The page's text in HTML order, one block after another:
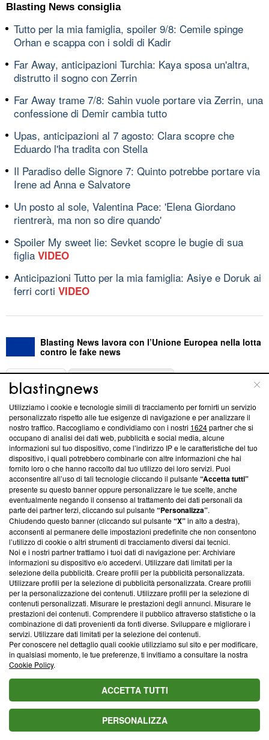
Blasting News consiglia
Tutto per la mia famiglia, spoiler 9/8: Cemile spinge
Orhan e scappa con i soldi di Kadir
Far Away, anticipazioni Turchia: Kaya sposa un'altra,
distrutto il sogno con Zerrin
Far Away trame 7/8: Sahin vuole portare via Zerrin, una
confessione di Demir cambia tutto
Upas, anticipazioni al 7 agosto: Clara scopre che
Eduardo l'ha tradita con Stella
Il Paradiso delle Signore 7: Quinto potrebbe portare via
Irene ad Anna e Salvatore
Un posto al sole, Valentina Pace: 'Elena Giordano
rientrerà, ma non so dire quando'
Spoiler My sweet lie: Sevket scopre le bugie di sua
figlia VIDEO
Anticipazioni Tutto per la mia famiglia: Asiye e Doruk ai
ferri corti VIDEO
Blasting News lavora con l’Unione Europea nella lotta
contro le fake news
ABOUT
Questa sezione offre informazioni trasparenti su Blasting
News, sui nostri processi editoriali e su come ci impegniamo a
creare news di qualità. Inoltre, afferma la nostra aderenza a
‘Trust Project - News with Integrity’Blasting News non è
ancora membro del programma, ma ha richiesto di farne
parte; Trust Project non ha ancora effettuato una verifica di
conformità agli standard.
Su di noi
Team editoriale
Corporate
Redazione
Informativa Privacy
Cookie Policy
Blasting SA, IDI CHE-247.845.224, Via Carlo Frasca, 3 - 6900
Lugano (Svizzera) Tel:+39 0690258937
© 2026 Blasting News
Utilizziamo i cookie e tecnologie simili di tracciamento per fornirti un servizio
personalizzato rispetto alle tue esigenze di navigazione e per analizzare il
nostro traffico. Raccogliamo e condividiamo con i nostri 1624partner che si
occupano di analisi dei dati web, pubblicità e social media, alcune
informazioni sul tuo dispositivo, come l’indirizzo IP e le caratteristiche del tuo
dispositivo, i quali potrebbero combinarle con altre informazioni che hai
fornito loro o che hanno raccolto dal tuo utilizzo dei loro servizi. Puoi
acconsentire all’uso di tali tecnologie cliccando il pulsante“Accetta tutti”
presente su questo banner oppure personalizzare le tue scelte, anche
eventualmente negando il consenso al trattamento dei dati personali da
parte dei partner terzi, cliccando sul pulsante“Personalizza”.
Chiudendo questo banner (cliccando sul pulsante“X”in alto a destra),
acconsenti al permanere delle impostazioni predefinite che non consentono
l’utilizzo di cookie o altri strumenti di tracciamento diversi dai tecnici.
Noi e i nostri partner trattiamo i tuoi dati di navigazione per: Archiviare
informazioni su dispositivo e/o accedervi. Utilizzare dati limitati per la
selezione della pubblicità. Creare profili per la pubblicità personalizzata.
Utilizzare profili per la selezione di pubblicità personalizzata. Creare profili
per la personalizzazione dei contenuti. Utilizzare profili per la selezione di
contenuti personalizzati. Misurare le prestazioni degli annunci. Misurare le
prestazioni dei contenuti. Comprendere il pubblico attraverso statistiche o la
combinazione di dati provenienti da fonti diverse. Sviluppare e migliorare i
servizi. Utilizzare dati limitati per la selezione dei contenuti.
Per conoscere nel dettaglio quali cookie utilizziamo sul sito e per modificare,
in qualsiasi momento, le tue preferenze, ti invitiamo a consultare la nostra
Cookie Policy.
ACCETTA TUTTI
PERSONALIZZA